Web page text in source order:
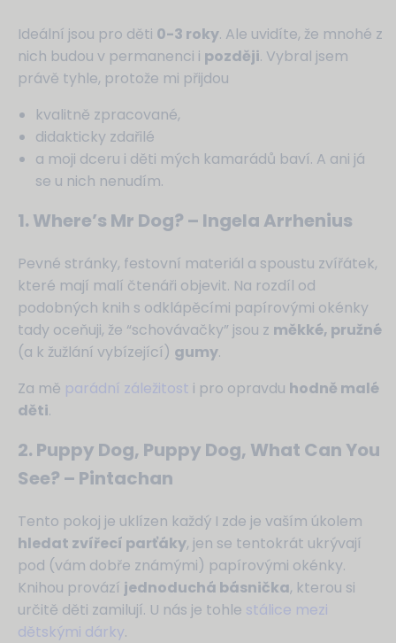
Ideální jsou pro děti 0-3 roky. Ale uvidíte, že mnohé z
nich budou v permanenci i později. Vybral jsem
právě tyhle, protože mi přijdou
kvalitně zpracované,
didakticky zdařilé
a moji dceru i děti mých kamarádů baví. A ani já
se u nich nenudím.
1. Where’s Mr Dog? – Ingela Arrhenius
Pevné stránky, festovní materiál a spoustu zvířátek,
které mají malí čtenáři objevit. Na rozdíl od
podobných knih s odklápěcími papírovými okénky
tady oceňuji, že “schovávačky” jsou z měkké, pružné
(a k žužlání vybízející) gumy.
Za mě parádní záležitost i pro opravdu hodně malé
děti.
2. Puppy Dog, Puppy Dog, What Can You
See? – Pintachan
Tento pokoj je uklízen každý I zde je vaším úkolem
hledat zvířecí parťáky, jen se tentokrát ukrývají
pod (vám dobře známými) papírovými okénky.
Knihou provází jednoduchá básnička, kterou si
určitě děti zamilují. U nás je tohle stálice mezi
dětskými dárky.